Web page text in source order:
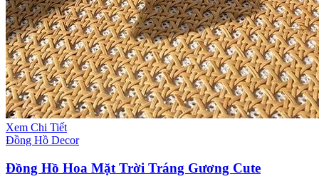
Xem Chi Tiết
Đồng Hồ Decor
Đồng Hồ Hoa Mặt Trời Tráng Gương Cute